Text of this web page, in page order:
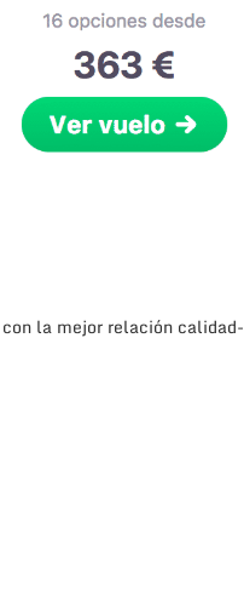
la mejor relación calidad-